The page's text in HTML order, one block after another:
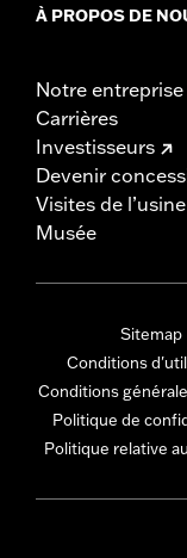
À PROPOS DE
Notre entreprise
Carrières
Investisseurs
Devenir
Visites de l’usine
Musée
Sitemap
Conditions
Conditions
Politique de
Politique relative